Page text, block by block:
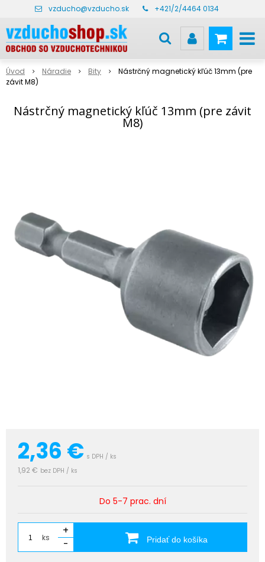
vzducho@vzducho.sk +421/2/4464 0134
Úvod Náradie Bity
Nástrčný magnetický kľúč 13mm (pre
závit M8)
Nástrčný magnetický kľúč 13mm (pre závit
M8)
2,36 € s DPH / ks
1,92 € bez DPH / ks
Do 5-7 prac. dní
ks
+
-
Pridať do košíka